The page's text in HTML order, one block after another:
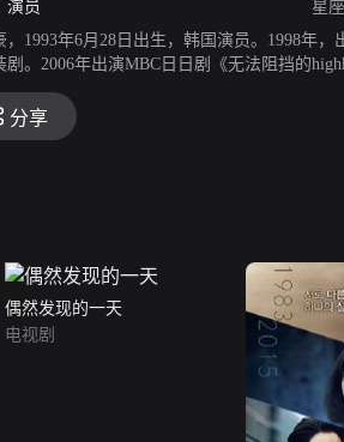
演员 星座
，1993年6月28日出生，韩国演员。1998年
剧。2006年出演MBC日日剧《无法阻挡的
庆一角。2007年出演全闰秀执导的电影《食
8月在KBS月火剧《成均馆绯闻》中饰演一个
剧《拥抱太阳的月亮》中饰演阳明君少年时
”并以该姓名继续演艺活动。
分享
偶然发现的一天
电视剧